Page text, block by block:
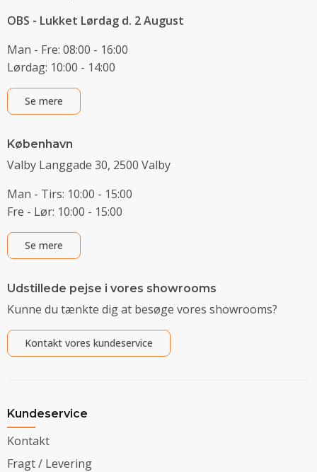
OBS - Lukket Lørdag d. 2 August
Man - Fre: 08:00 - 16:00
Lørdag: 10:00 - 14:00
Se mere
København
Valby Langgade 30, 2500 Valby
Man - Tirs: 10:00 - 15:00
Fre - Lør: 10:00 - 15:00
Se mere
Udstillede pejse i vores showrooms
Kunne du tænkte dig at besøge vores showrooms?
Kontakt vores kundeservice
Kundeservice
Kontakt
Fragt / Levering